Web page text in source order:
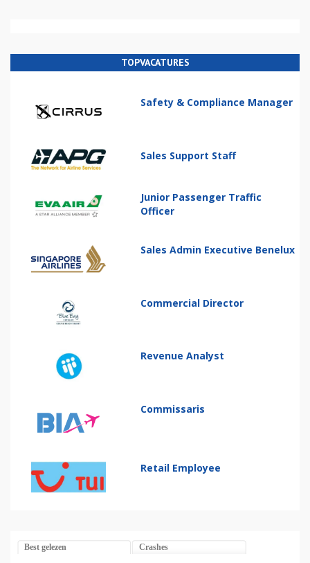
TOPVACATURES
Safety & Compliance Manager
Sales Support Staff
Junior Passenger Traffic
Officer
Sales Admin Executive Benelux
Commercial Director
Revenue Analyst
Commissaris
Retail Employee
Best gelezen Crashes